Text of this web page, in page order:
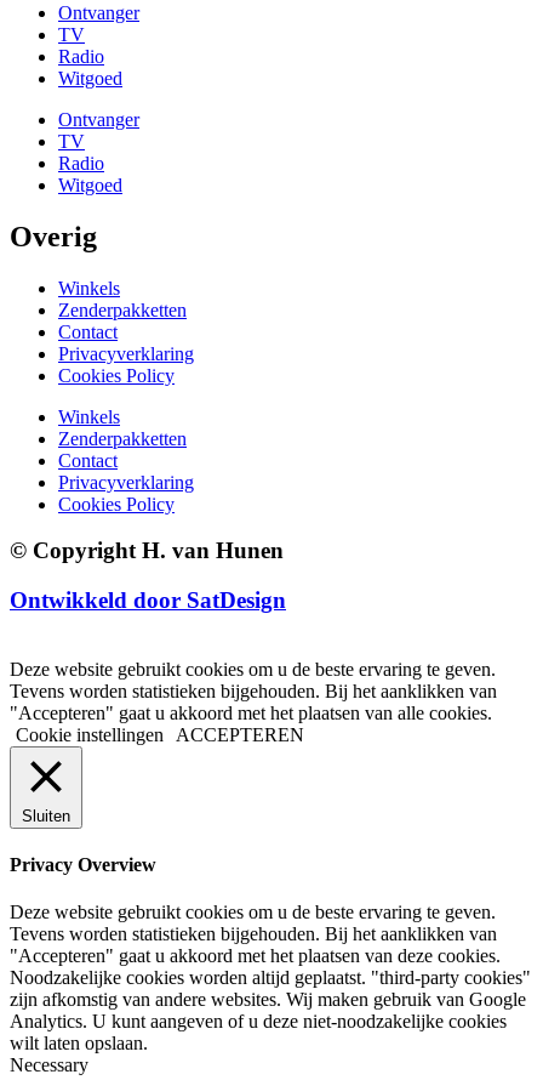
Ontvanger
TV
Radio
Witgoed
Ontvanger
TV
Radio
Witgoed
Overig
Winkels
Zenderpakketten
Contact
Privacyverklaring
Cookies Policy
Winkels
Zenderpakketten
Contact
Privacyverklaring
Cookies Policy
© Copyright H. van Hunen
Ontwikkeld door SatDesign
Deze website gebruikt cookies om u de beste ervaring te geven.
Tevens worden statistieken bijgehouden. Bij het aanklikken van
"Accepteren" gaat u akkoord met het plaatsen van alle cookies.
Cookie instellingen
ACCEPTEREN
Sluiten
Privacy Overview
Deze website gebruikt cookies om u de beste ervaring te geven.
Tevens worden statistieken bijgehouden. Bij het aanklikken van
"Accepteren" gaat u akkoord met het plaatsen van deze cookies.
Noodzakelijke cookies worden altijd geplaatst. "third-party cookies"
zijn afkomstig van andere websites. Wij maken gebruik van Google
Analytics. U kunt aangeven of u deze niet-noodzakelijke cookies
wilt laten opslaan.
Necessary